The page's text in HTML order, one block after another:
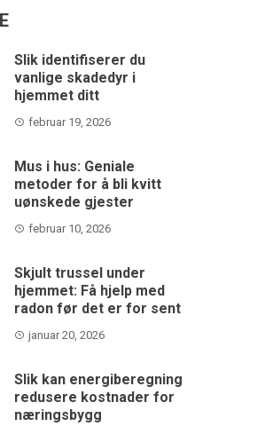
Slik identifiserer du
vanlige skadedyr i
hjemmet ditt
februar 19, 2026
Mus i hus: Geniale
metoder for å bli kvitt
uønskede gjester
februar 10, 2026
Skjult trussel under
hjemmet: Få hjelp med
radon før det er for sent
januar 20, 2026
Slik kan energiberegning
redusere kostnader for
næringsbygg